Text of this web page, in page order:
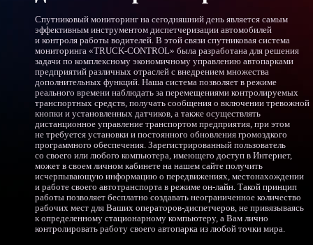
Спутниковый мониторинг на сегодняшний день является самым
эффективным инструментом диспетчеризации автомобилей
и контроля работы водителей. В этой связи спутниковая система
мониторинга «TRUCK-CONTROL» была разработана для решения
задачи по комплексному экономичному управлению автопарками
предприятий различных отраслей с внедрением множества
дополнительных функций. Наша система позволяет в режиме
реального времени наблюдать за перемещениями контролируемых
транспортных средств, получать сообщения о включении тревожной
кнопки и установленных датчиков, а также осуществлять
дистанционное управление транспортом предприятия, при этом
не требуется установки и постоянного обновления громоздкого
программного обеспечения. Зарегистрированный пользователь
со своего или любого компьютера, имеющего доступ в Интернет,
может в своем личном кабинете на нашем сайте получить
исчерпывающую информацию о передвижениях, местонахождении
и работе своего автотранспорта в режиме он-лайн. Такой принцип
работы позволяет бесплатно создавать неограниченное количество
рабочих мест для Ваших операторов-диспетчеров, не привязываясь
к определенному стационарному компьютеру, а Вам лично
контролировать работу своего автопарка из любой точки мира.